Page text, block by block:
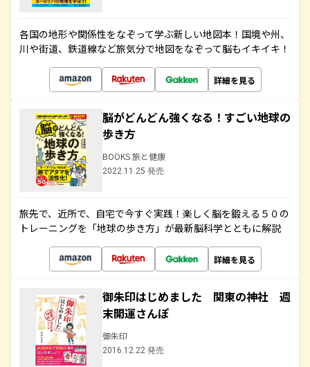
各国の地形や関係性をなぞって学ぶ新しい地図本！国境や州、
川や街道、鉄道線など旅気分で地図をなぞって脳もイキイキ！
詳細を見る
脳がどんどん強くなる！すごい地球の
歩き方
BOOKS 旅と健康
2022.11.25 発売
旅先で、近所で、自宅で今すぐ実践！楽しく脳を鍛える５０の
トレーニングを「地球の歩き方」が最新脳科学とともに解説
詳細を見る
御朱印はじめました 関東の神社 週
末開運さんぽ
御朱印
2016.12.22 発売